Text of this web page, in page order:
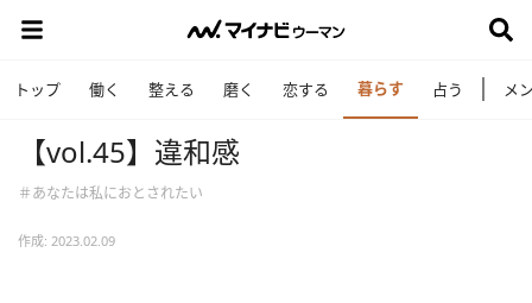
トップ 働く 整える 磨く 恋する 暮らす 占う メ
【vol.45】違和感
＃あなたは私におとされたい
作成: 2023.02.09